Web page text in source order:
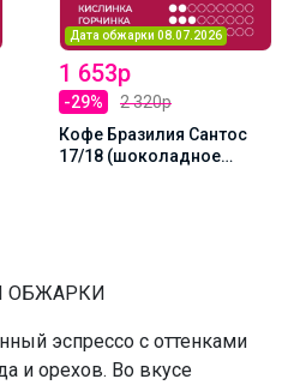
Дата обжарки 08.07.2026
1 653р
-29%
2 320р
Кофе Бразилия Сантос
17/18 (шоколадное
ОБЖАРКИ
эспрессо с оттенками
и орехов. Во вкусе